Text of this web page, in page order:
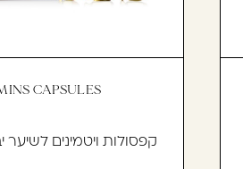
CAPSULES
קפסולות ויטמינים לשיער